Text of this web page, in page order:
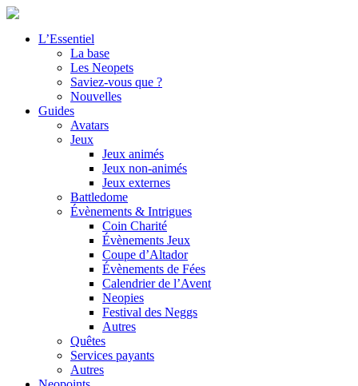
L’Essentiel
La base
Les Neopets
Saviez-vous que ?
Nouvelles
Guides
Avatars
Jeux
Jeux animés
Jeux non-animés
Jeux externes
Battledome
Évènements & Intrigues
Coin Charité
Évènements Jeux
Coupe d’Altador
Évènements de Fées
Calendrier de l’Avent
Neopies
Festival des Neggs
Autres
Quêtes
Services payants
Autres